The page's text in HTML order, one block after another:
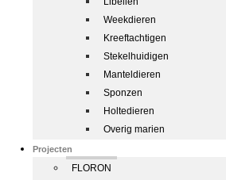
Weekdieren
Kreeftachtigen
Stekelhuidigen
Manteldieren
Sponzen
Holtedieren
Overig marien
Projecten
FLORON